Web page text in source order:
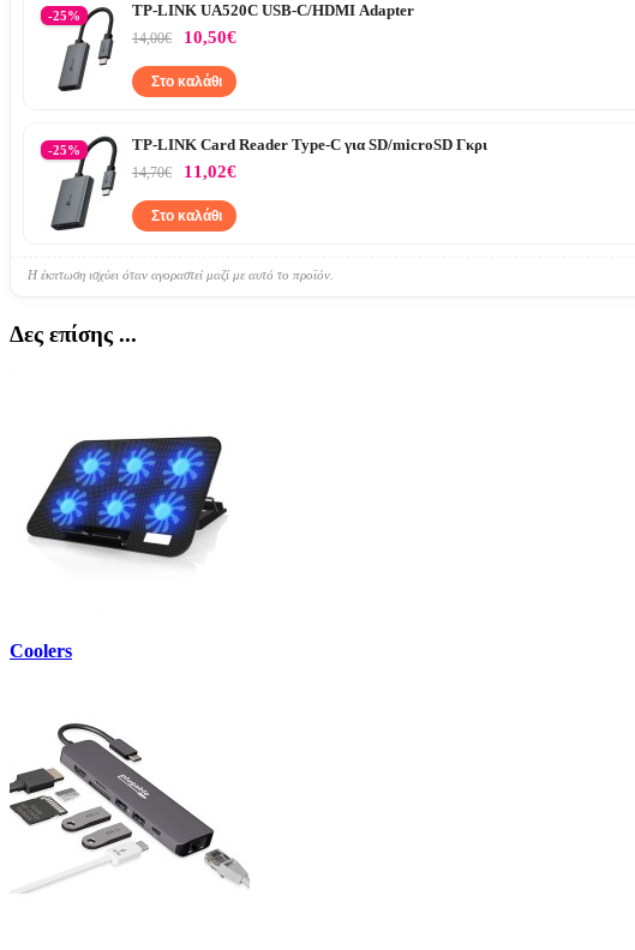
-25% TP-LINK UA520C USB-C/HDMI Adapter
14,00€ 10,50€
Στο καλάθι
-25% TP-LINK Card Reader Type-C για SD/microSD Γκρι
14,70€ 11,02€
Στο καλάθι
Η έκπτωση ισχύει όταν αγοραστεί μαζί με αυτό το προϊόν.
Δες επίσης ...
Coolers